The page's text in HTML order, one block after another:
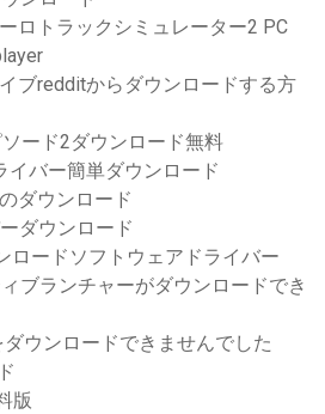
ロトラックシミュレーター2 PC
ブredditからダウンロードする方
ード2ダウンロード無料
バー簡単ダウンロード
ダウンロード
ダウンロード
ロードソフトウェアドライバー
ブランチャーがダウンロードでき
ウンロードできませんでした
版